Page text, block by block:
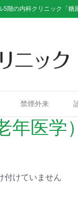
5階の内科クリニック「
禁煙外来
年医学
付けていません